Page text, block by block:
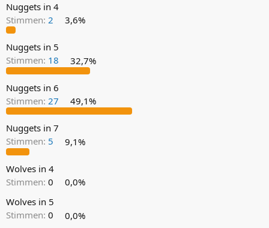
l
e
r
l
m
Nuggets in 4
Stimmen: 2 3,6%
Nuggets in 5
Stimmen: 18 32,7%
Nuggets in 6
Stimmen: 27 49,1%
Nuggets in 7
Stimmen: 5 9,1%
Wolves in 4
Stimmen: 0
0,0%
Wolves in 5
Stimmen: 0
0,0%